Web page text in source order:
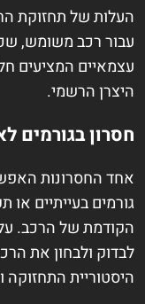
העלות של תחזוקת
עבור רכב משומש, שכן
עצמאיים המציעים
היצרן הרשמי.
חסרון בגורמים
אחד החסרונות
גורמים בעייתיים
הקודמת של הרכב.
לבדוק ולבחון את
היסטוריית